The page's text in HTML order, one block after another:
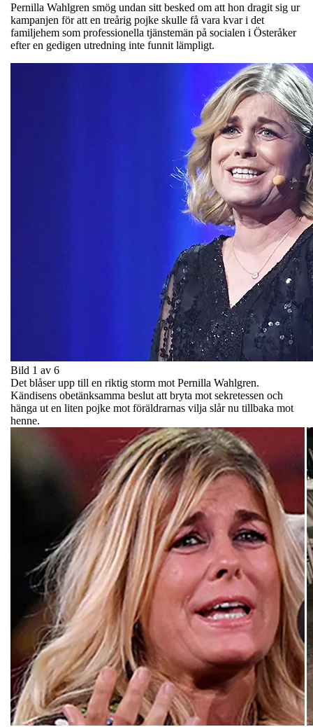
Pernilla Wahlgren smög undan sitt besked om att hon dragit sig ur
kampanjen för att en treårig pojke skulle få vara kvar i det
familjehem som professionella tjänstemän på socialen i Österåker
efter en gedigen utredning inte funnit lämpligt.
Bild 1 av 6
Det blåser upp till en riktig storm mot Pernilla Wahlgren.
Kändisens obetänksamma beslut att bryta mot sekretessen och
hänga ut en liten pojke mot föräldrarnas vilja slår nu tillbaka mot
henne.